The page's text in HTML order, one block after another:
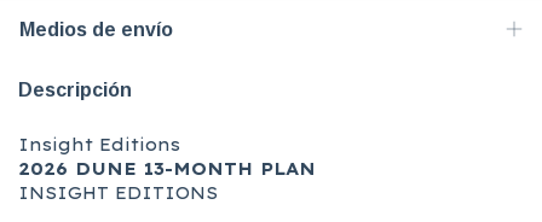
Medios de envío
Descripción
Insight Editions
2026 DUNE 13-MONTH PLAN
INSIGHT EDITIONS